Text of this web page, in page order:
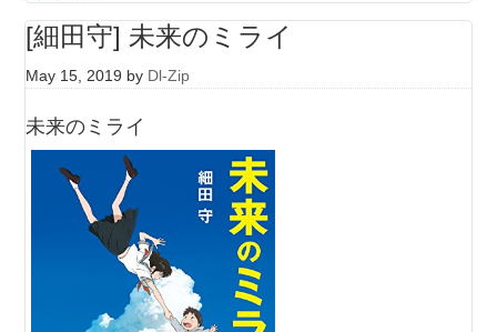
[細田守] 未来のミライ
May 15, 2019 by Dl-Zip
未来のミライ